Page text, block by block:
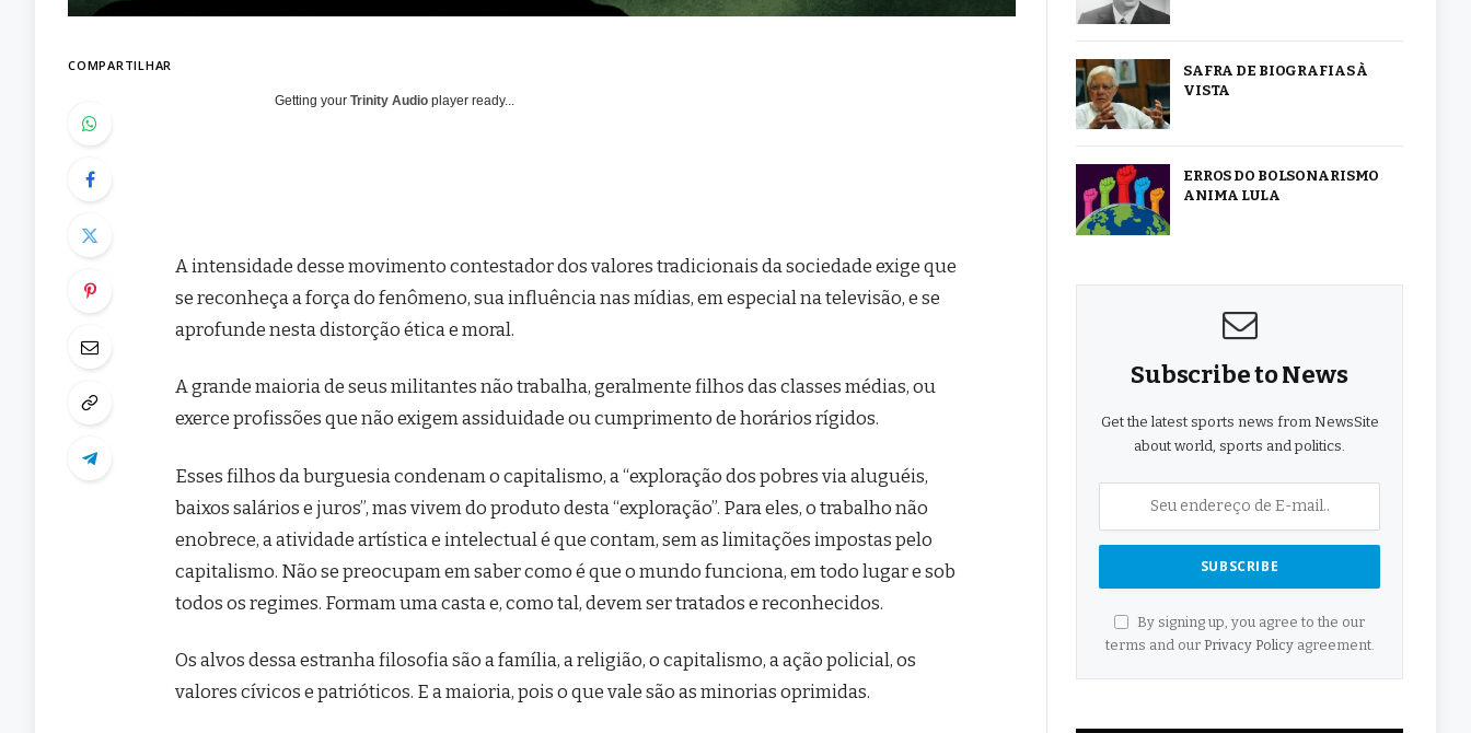
COMPARTILHAR
Getting yourTrinity Audio player ready...
A intensidade desse movimento contestador dos valores tradicionais da sociedade exige que
se reconheça a força do fenômeno, sua influência nas mídias, em especial na televisão, e se
aprofunde nesta distorção ética e moral.
A grande maioria de seus militantes não trabalha, geralmente filhos das classes médias, ou
exerce profissões que não exigem assiduidade ou cumprimento de horários rígidos.
Esses filhos da burguesia condenam o capitalismo, a “exploração dos pobres via aluguéis,
baixos salários e juros”, mas vivem do produto desta “exploração”. Para eles, o trabalho não
enobrece, a atividade artística e intelectual é que contam, sem as limitações impostas pelo
capitalismo. Não se preocupam em saber como é que o mundo funciona, em todo lugar e sob
todos os regimes. Formam uma casta e, como tal, devem ser tratados e reconhecidos.
Os alvos dessa estranha filosofia são a família, a religião, o capitalismo, a ação policial, os
valores cívicos e patrióticos. E a maioria, pois o que vale são as minorias oprimidas.
SAFRA DE BIOGRAFIAS À
VISTA
ERROS DO BOLSONARISMO
ANIMA LULA
Subscribe to News
Get the latest sports news from NewsSite
about world, sports and politics.
By signing up, you agree to the our
terms and our Privacy Policyagreement.